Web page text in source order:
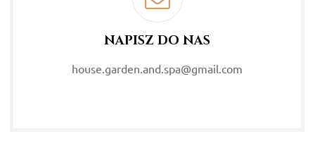
NAPISZ DO NAS
house.garden.and.spa@gmail.com